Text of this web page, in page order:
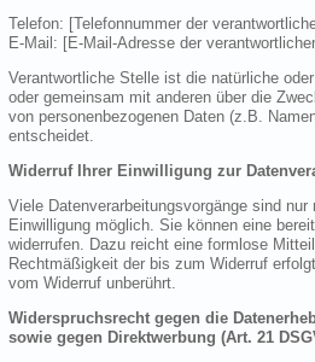
Telefon: [Telefonnummer der
E-Mail: [E-Mail-Adresse der
Verantwortliche Stelle ist die natürliche
oder gemeinsam mit anderen über die
von personenbezogenen Daten (z.B.
entscheidet.
Widerruf Ihrer Einwilligung zur
Viele Datenverarbeitungsvorgänge sind
Einwilligung möglich. Sie können eine
widerrufen. Dazu reicht eine formlose
Rechtmäßigkeit der bis zum Widerruf
vom Widerruf unberührt.
Widerspruchsrecht gegen die
sowie gegen Direktwerbung (Art. 21